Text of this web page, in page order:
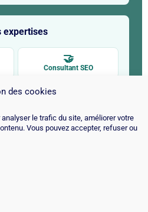
des cookies
le trafic du site, améliorer votre
Vous pouvez accepter, refuser ou
expertises
🤝
Consultant SEO
🚀